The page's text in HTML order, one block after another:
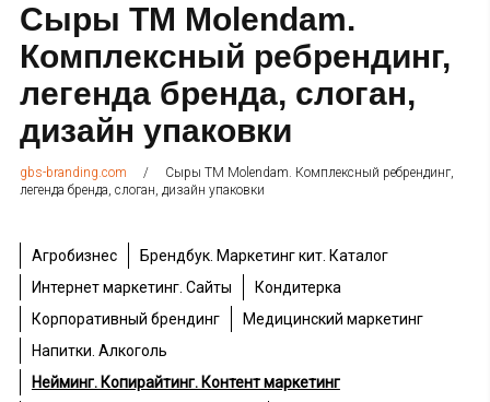
Сыры ТМ Molendam.
Комплексный ребрендинг,
легенда бренда, слоган,
дизайн упаковки
gbs-branding.com /
Сыры ТМ Molendam. Комплексный ребрендинг,
легенда бренда, слоган, дизайн упаковки
Агробизнес
Брендбук. Маркетинг кит. Каталог
Интернет маркетинг. Сайты
Кондитерка
Корпоративный брендинг
Медицинский маркетинг
Напитки. Алкоголь
Нейминг. Копирайтинг. Контент маркетинг